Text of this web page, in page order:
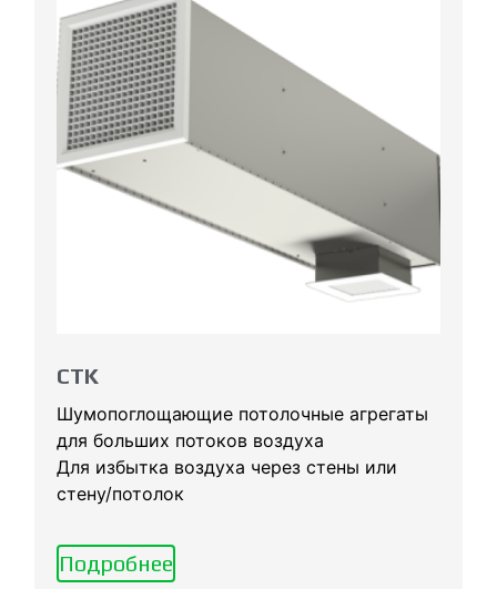
CTK
Шумопоглощающие потолочные агрегаты
для больших потоков воздуха
Для избытка воздуха через стены или
стену/потолок
Подробнее